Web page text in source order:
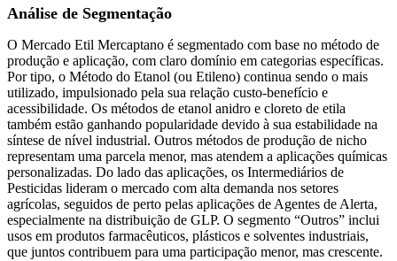
Análise de Segmentação
O Mercado Etil Mercaptano é segmentado com base no método de
produção e aplicação, com claro domínio em categorias específicas.
Por tipo, o Método do Etanol (ou Etileno) continua sendo o mais
utilizado, impulsionado pela sua relação custo-benefício e
acessibilidade. Os métodos de etanol anidro e cloreto de etila
também estão ganhando popularidade devido à sua estabilidade na
síntese de nível industrial. Outros métodos de produção de nicho
representam uma parcela menor, mas atendem a aplicações químicas
personalizadas. Do lado das aplicações, os Intermediários de
Pesticidas lideram o mercado com alta demanda nos setores
agrícolas, seguidos de perto pelas aplicações de Agentes de Alerta,
especialmente na distribuição de GLP. O segmento “Outros” inclui
usos em produtos farmacêuticos, plásticos e solventes industriais,
que juntos contribuem para uma participação menor, mas crescente.